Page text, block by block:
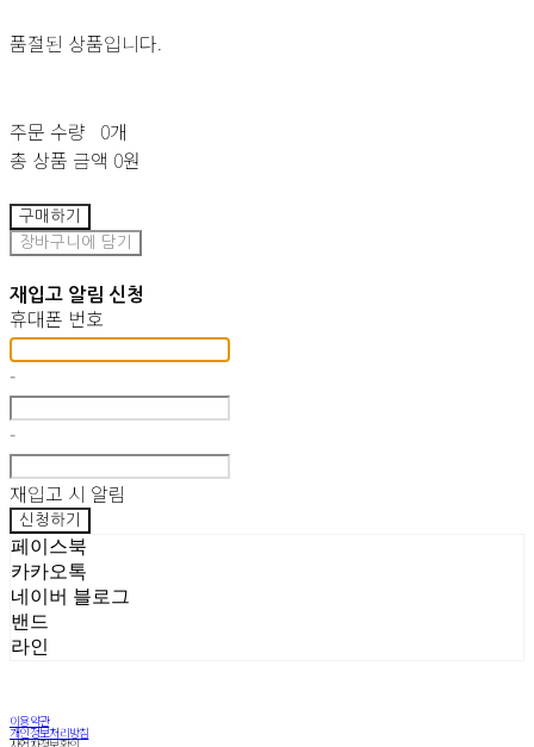
품절된 상품입니다.
주문 수량 0개
총 상품 금액 0원
구매하기
장바구니에 담기
재입고 알림 신청
휴대폰 번호
-
-
재입고 시 알림
신청하기
페이스북
카카오톡
네이버 블로그
밴드
라인
이용약관
개인정보처리방침